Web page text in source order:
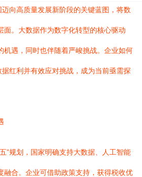
迈向高质量发展新阶段的关键蓝图，将数
面。大数据作为数字化转型的核心驱动
机遇，同时也伴随着严峻挑战。企业如何
据红利并有效应对挑战，成为当前亟需探
五”规划，国家明确支持大数据、人工智能
融合。企业可借助政策支持，获得税收优